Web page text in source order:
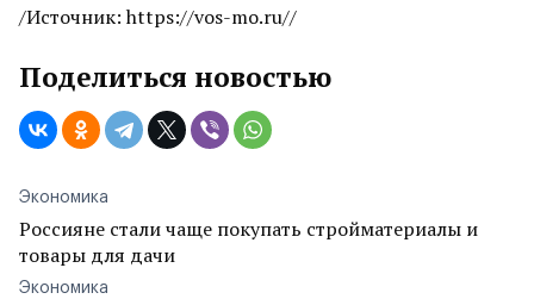
/Источник: https://vos-mo.ru//
Поделиться новостью
Экономика
Россияне стали чаще покупать стройматериалы и
товары для дачи
Экономика